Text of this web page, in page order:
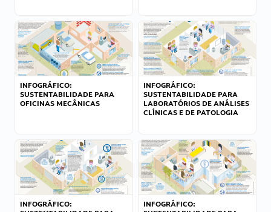
INFOGRÁFICO:
SUSTENTABILIDADE PARA
OFICINAS MECÂNICAS
INFOGRÁFICO:
SUSTENTABILIDADE PARA
LABORATÓRIOS DE ANÁLISES
CLÍNICAS E DE PATOLOGIA
INFOGRÁFICO:
INFOGRÁFICO: